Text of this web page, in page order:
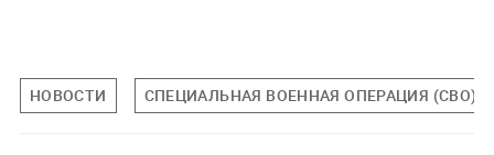
НОВОСТИ СПЕЦИАЛЬНАЯ ВОЕННАЯ ОПЕРАЦИЯ (СВО)